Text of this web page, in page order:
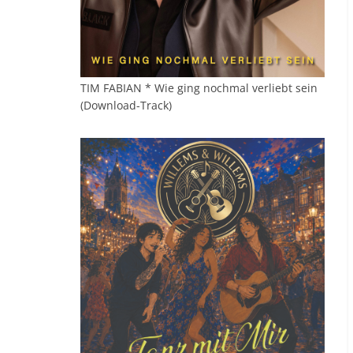
TIM FABIAN * Wie ging nochmal verliebt sein
(Download-Track)